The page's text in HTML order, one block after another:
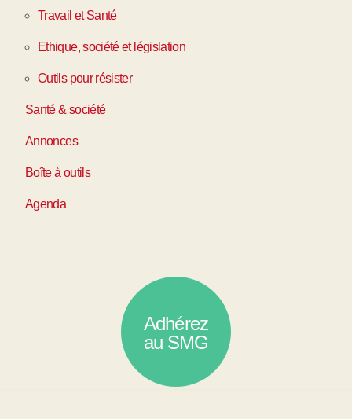
Travail et Santé
Ethique, société et législation
Outils pour résister
Santé & société
Annonces
Boîte à outils
Agenda
Adhérez
au SMG